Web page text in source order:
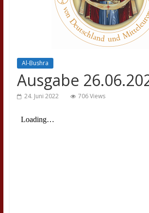
Al-Bushra
Ausgabe
24. Juni 2022 706 Views